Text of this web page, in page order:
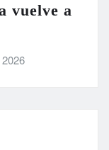
vuelve a